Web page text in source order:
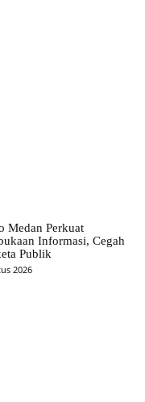
Medan Perkuat
Informasi, Cegah
Publik
2026